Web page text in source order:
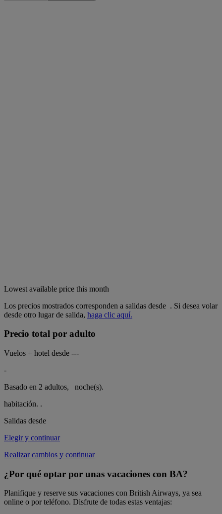
Lowest available price this month
Los precios mostrados corresponden a salidas desde . Si desea volar
desde otro lugar de salida, haga clic aquí.
Precio total por adulto
Vuelos + hotel desde ---
-
Basado en 2 adultos,
noche(s).
habitación. .
Salidas desde
Elegir y continuar
Realizar cambios y continuar
¿Por qué optar por unas vacaciones con BA?
Planifique y reserve sus vacaciones con British Airways, ya sea
online o por teléfono. Disfrute de todas estas ventajas: